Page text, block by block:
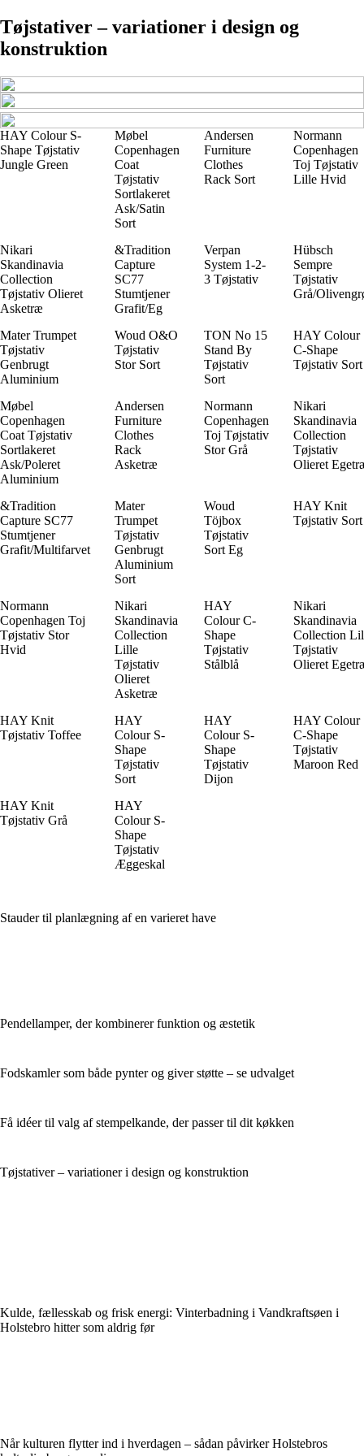
Tøjstativer – variationer i design og
konstruktion
HAY Colour S-
Shape Tøjstativ
Jungle Green
Møbel
Copenhagen
Coat
Tøjstativ
Sortlakeret
Ask/Satin
Sort
Andersen
Furniture
Clothes
Rack Sort
Normann
Copenhagen
Toj Tøjstativ
Lille Hvid
Nikari
Skandinavia
Collection
Tøjstativ Olieret
Asketræ
&Tradition
Capture
SC77
Stumtjener
Grafit/Eg
Verpan
System 1-2-
3 Tøjstativ
Hübsch
Sempre
Tøjstativ
Grå/
Mater Trumpet
Tøjstativ
Genbrugt
Aluminium
Woud O&O
Tøjstativ
Stor Sort
TON No 15
Stand By
Tøjstativ
Sort
HAY Colour
C-Shape
Tøjstativ Sort
Møbel
Copenhagen
Coat Tøjstativ
Sortlakeret
Ask/Poleret
Aluminium
Andersen
Furniture
Clothes
Rack
Asketræ
Normann
Copenhagen
Toj Tøjstativ
Stor Grå
Nikari
Skandinavia
Collection
Tøjstativ
Olieret
&Tradition
Capture SC77
Stumtjener
Grafit/Multifarvet
Mater
Trumpet
Tøjstativ
Genbrugt
Aluminium
Sort
Woud
Töjbox
Tøjstativ
Sort Eg
HAY Knit
Tøjstativ Sort
Normann
Copenhagen Toj
Tøjstativ Stor
Hvid
Nikari
Skandinavia
Collection
Lille
Tøjstativ
Olieret
Asketræ
HAY
Colour C-
Shape
Tøjstativ
Stålblå
Nikari
Skandinavia
Collection
Tøjstativ
Olieret
HAY Knit
Tøjstativ Toffee
HAY
Colour S-
Shape
Tøjstativ
Sort
HAY
Colour S-
Shape
Tøjstativ
Dijon
HAY Colour
C-Shape
Tøjstativ
Maroon Red
HAY Knit
Tøjstativ Grå
HAY
Colour S-
Shape
Tøjstativ
Æggeskal
Stauder til planlægning af en varieret have
Pendellamper, der kombinerer funktion og æstetik
Fodskamler som både pynter og giver støtte – se udvalget
Få idéer til valg af stempelkande, der passer til dit køkken
Tøjstativer – variationer i design og konstruktion
Kulde, fællesskab og frisk energi: Vinterbadning i Vandkraftsøen i
Holstebro hitter som aldrig før
Når kulturen flytter ind i hverdagen – sådan påvirker Holstebros